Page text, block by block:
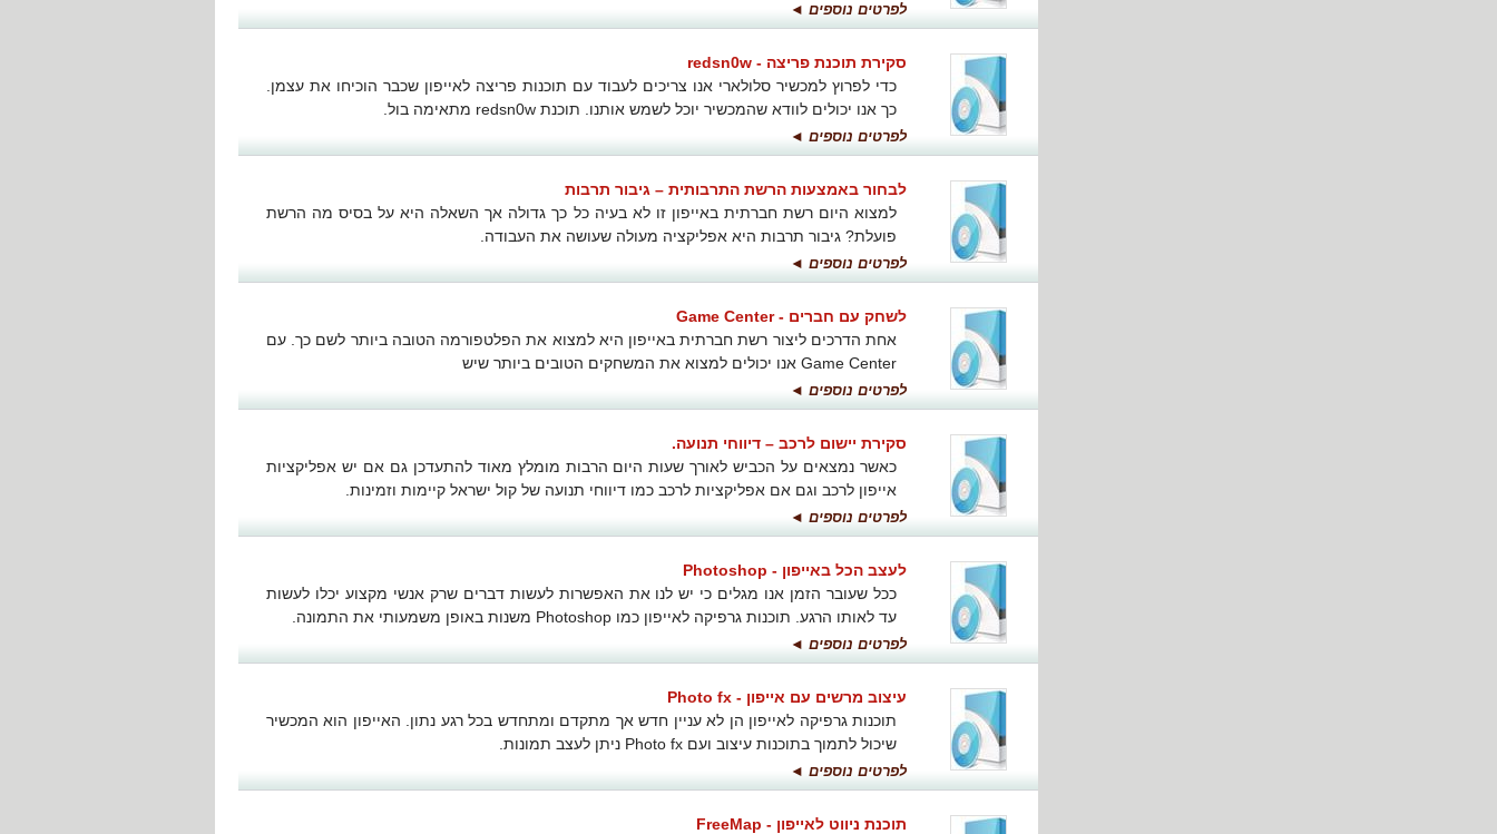
לפרטים נוספים ◄
סקירת תוכנת פריצה - redsn0w
כדי לפרוץ למכשיר סלולארי אנו צריכים לעבוד עם תוכנות פריצה לאייפון שכבר הוכיחו את עצמן.
כך אנו יכולים לוודא שהמכשיר יוכל לשמש אותנו. תוכנת redsn0w מתאימה בול.
לפרטים נוספים ◄
לבחור באמצעות הרשת התרבותית – גיבור תרבות
למצוא היום רשת חברתית באייפון זו לא בעיה כל כך גדולה אך השאלה היא על בסיס מה הרשת
פועלת? גיבור תרבות היא אפליקציה מעולה שעושה את העבודה.
לפרטים נוספים ◄
לשחק עם חברים - Game Center
אחת הדרכים ליצור רשת חברתית באייפון היא למצוא את הפלטפורמה הטובה ביותר לשם כך. עם
Game Center אנו יכולים למצוא את המשחקים הטובים ביותר שיש
לפרטים נוספים ◄
סקירת יישום לרכב – דיווחי תנועה.
כאשר נמצאים על הכביש לאורך שעות היום הרבות מומלץ מאוד להתעדכן גם אם יש אפליקציות
אייפון לרכב וגם אם אפליקציות לרכב כמו דיווחי תנועה של קול ישראל קיימות וזמינות.
לפרטים נוספים ◄
לעצב הכל באייפון - Photoshop
ככל שעובר הזמן אנו מגלים כי יש לנו את האפשרות לעשות דברים שרק אנשי מקצוע יכלו לעשות
עד לאותו הרגע. תוכנות גרפיקה לאייפון כמו Photoshop משנות באופן משמעותי את התמונה.
לפרטים נוספים ◄
עיצוב מרשים עם אייפון - Photo fx
תוכנות גרפיקה לאייפון הן לא עניין חדש אך מתקדם ומתחדש בכל רגע נתון. האייפון הוא המכשיר
שיכול לתמוך בתוכנות עיצוב ועם Photo fx ניתן לעצב תמונות.
לפרטים נוספים ◄
תוכנת ניווט לאייפון - FreeMap